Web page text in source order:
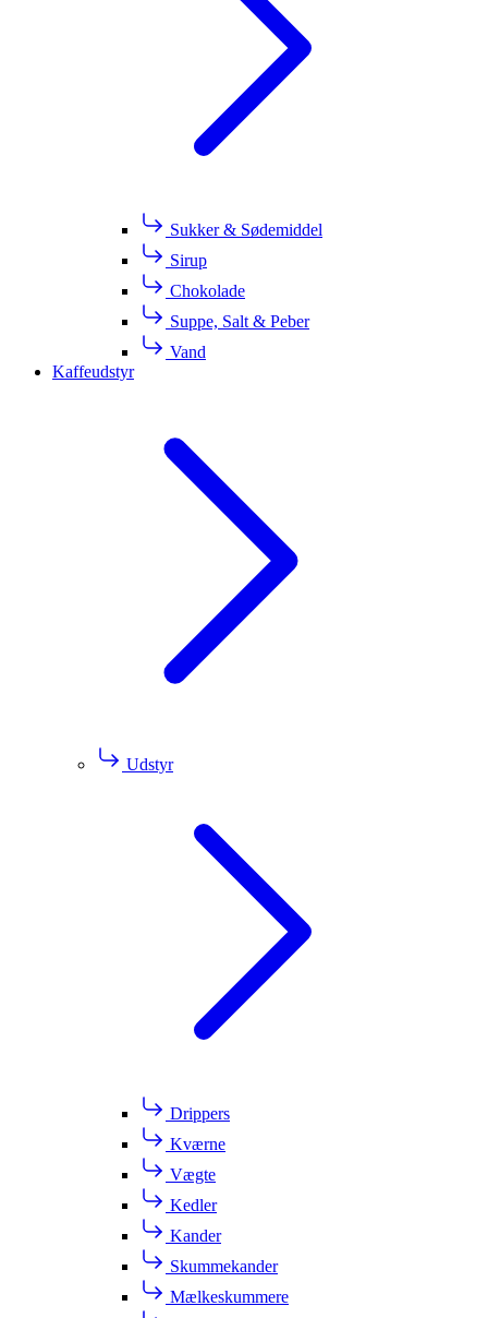
Sukker & Sødemiddel
Sirup
Chokolade
Suppe, Salt & Peber
Vand
Kaffeudstyr
Udstyr
Drippers
Kværne
Vægte
Kedler
Kander
Skummekander
Mælkeskummere